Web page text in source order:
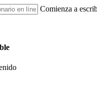
Comienza a